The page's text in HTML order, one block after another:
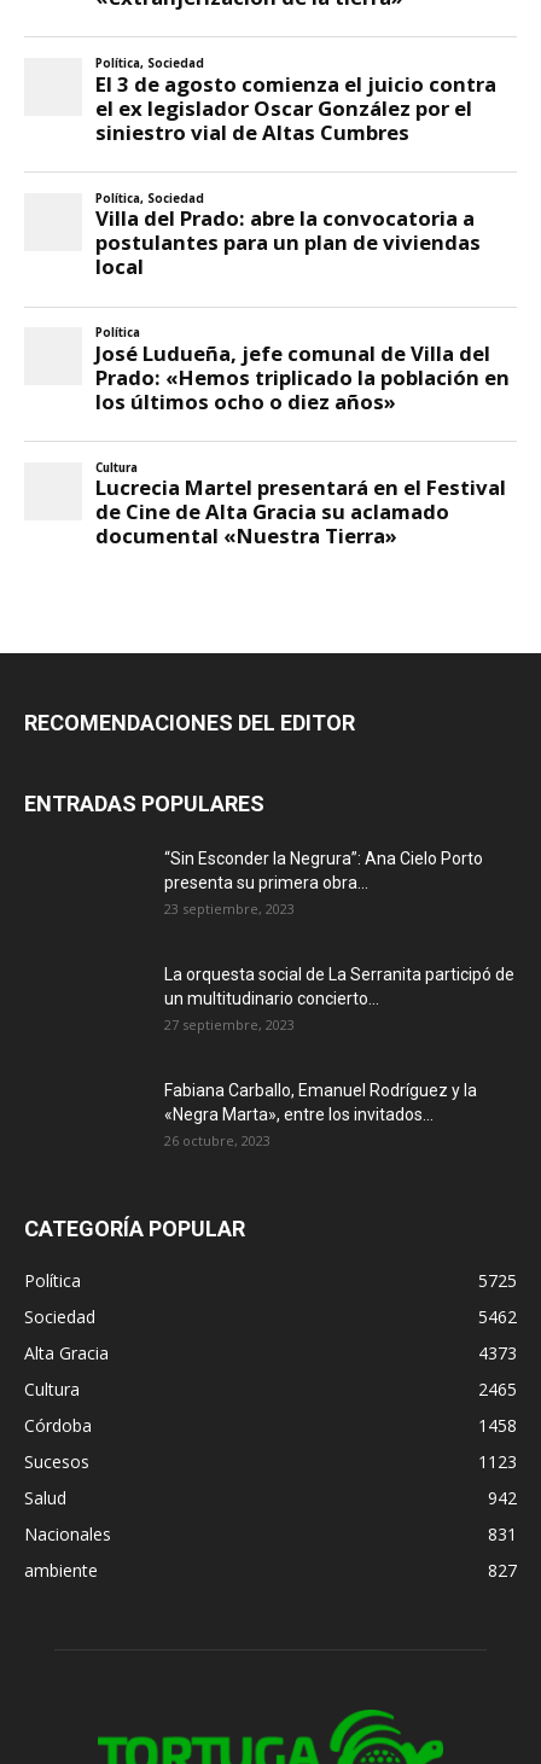
RECOMENDACIONES DEL EDITOR
ENTRADAS POPULARES
“Sin Esconder la Negrura”: Ana Cielo Porto
presenta su primera obra...
23 septiembre, 2023
La orquesta social de La Serranita participó de
un multitudinario concierto...
27 septiembre, 2023
Fabiana Carballo, Emanuel Rodríguez y la
«Negra Marta», entre los invitados...
26 octubre, 2023
CATEGORÍA POPULAR
Política
5725
Sociedad
5462
Alta Gracia
4373
Cultura
2465
Córdoba
1458
Sucesos
1123
Salud
942
Nacionales
831
ambiente
827